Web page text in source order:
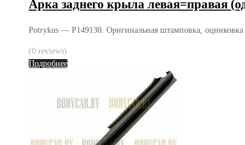
Арка заднего крыла левая=правая
Potrykus — P149130. Оригинальная штамповка,
(0 reviews)
Подробнее